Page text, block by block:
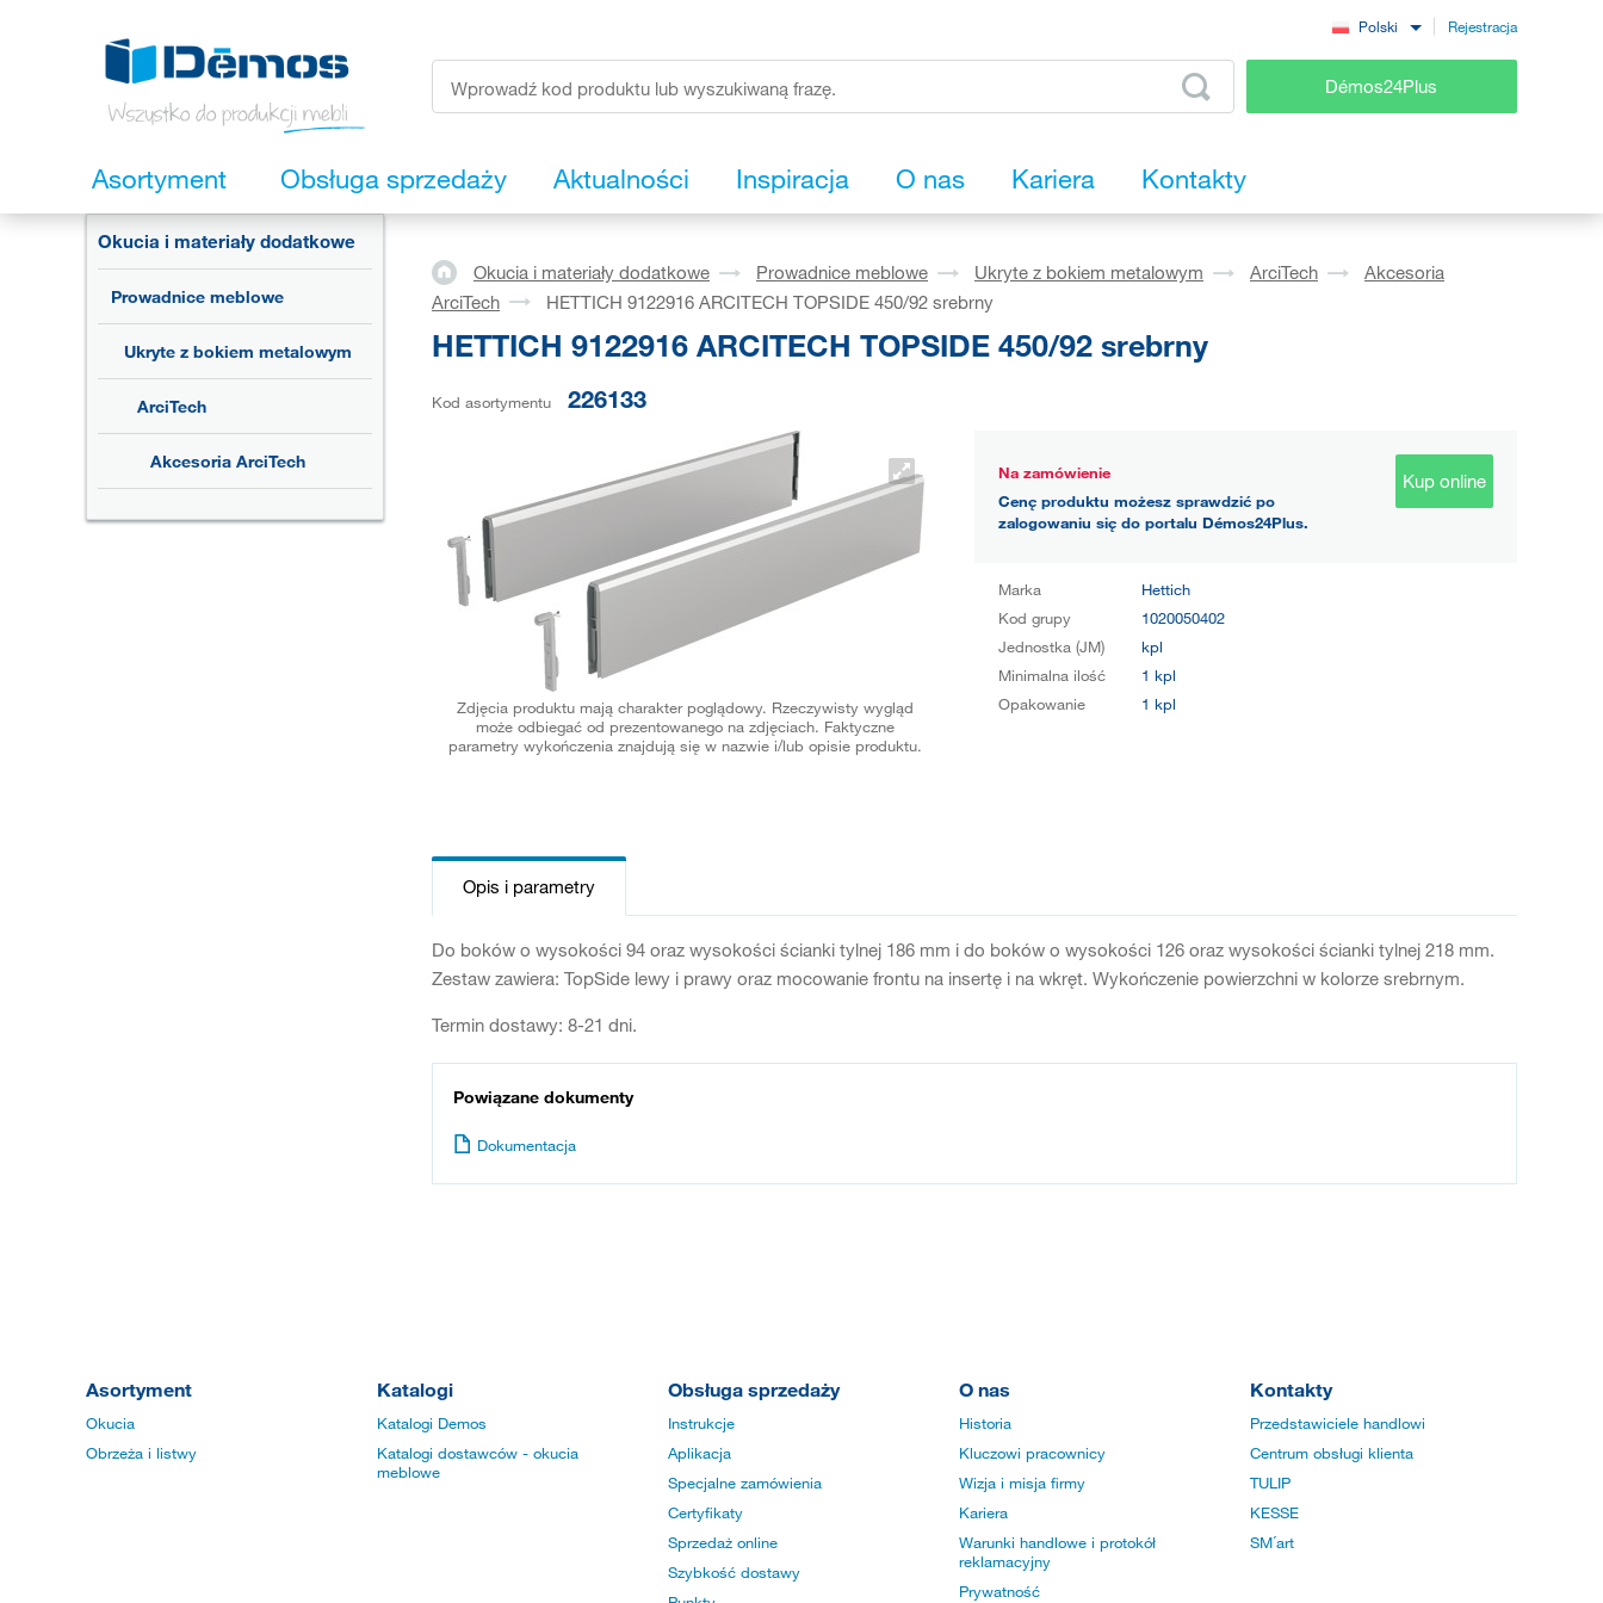
Polski Rejestracja
Démos24Plus
Asortyment Obsługa sprzedaży Aktualności Inspiracja O nas Kariera Kontakty
Okucia i materiały dodatkowe
Prowadnice meblowe
Ukryte z bokiem metalowym
ArciTech
Akcesoria ArciTech
Okucia i materiały dodatkowe Prowadnice meblowe Ukryte z bokiem metalowym ArciTech
Akcesoria
ArciTech
HETTICH 9122916 ARCITECH TOPSIDE 450/92 srebrny
HETTICH 9122916 ARCITECH TOPSIDE 450/92 srebrny
Kod asortymentu 226133
Zdjęcia produktu mają charakter poglądowy. Rzeczywisty wygląd
może odbiegać od prezentowanego na zdjęciach. Faktyczne
parametry wykończenia znajdują się w nazwie i/lub opisie produktu.
Na zamówienie
Cenę produktu możesz sprawdzić po
zalogowaniu się do portalu Démos24Plus.
Kup online
Marka
Hettich
Kod grupy
1020050402
Jednostka (JM)
kpl
Minimalna ilość
1 kpl
Opakowanie
1 kpl
Opis i parametry
Do boków o wysokości 94 oraz wysokości ścianki tylnej 186 mm i do boków o wysokości 126 oraz wysokości ścianki tylnej 218 mm.
Zestaw zawiera: TopSide lewy i prawy oraz mocowanie frontu na insertę i na wkręt. Wykończenie powierzchni w kolorze srebrnym.
Termin dostawy: 8-21 dni.
Powiązane dokumenty
Dokumentacja
Asortyment
Okucia
Obrzeża i listwy
Katalogi
Katalogi Demos
Katalogi dostawców - okucia
meblowe
Obsługa sprzedaży
Instrukcje
Aplikacja
Specjalne zamówienia
Certyfikaty
Sprzedaż online
Szybkość dostawy
O nas
Historia
Kluczowi pracownicy
Wizja i misja firmy
Kariera
Warunki handlowe i protokół
reklamacyjny
Prywatność
Kontakty
Przedstawiciele handlowi
Centrum obsługi klienta
TULIP
KESSE
SM´art